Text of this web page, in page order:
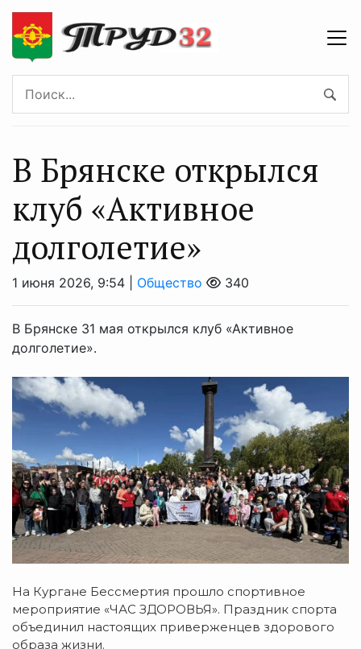
В Брянске открылся
клуб «Активное
долголетие»
1 июня 2026, 9:54 | Общество 340
В Брянске 31 мая открылся клуб «Активное
долголетие».
На Кургане Бессмертия прошло спортивное
мероприятие «ЧАС ЗДОРОВЬЯ». Праздник спорта
объединил настоящих приверженцев здорового
образа жизни.